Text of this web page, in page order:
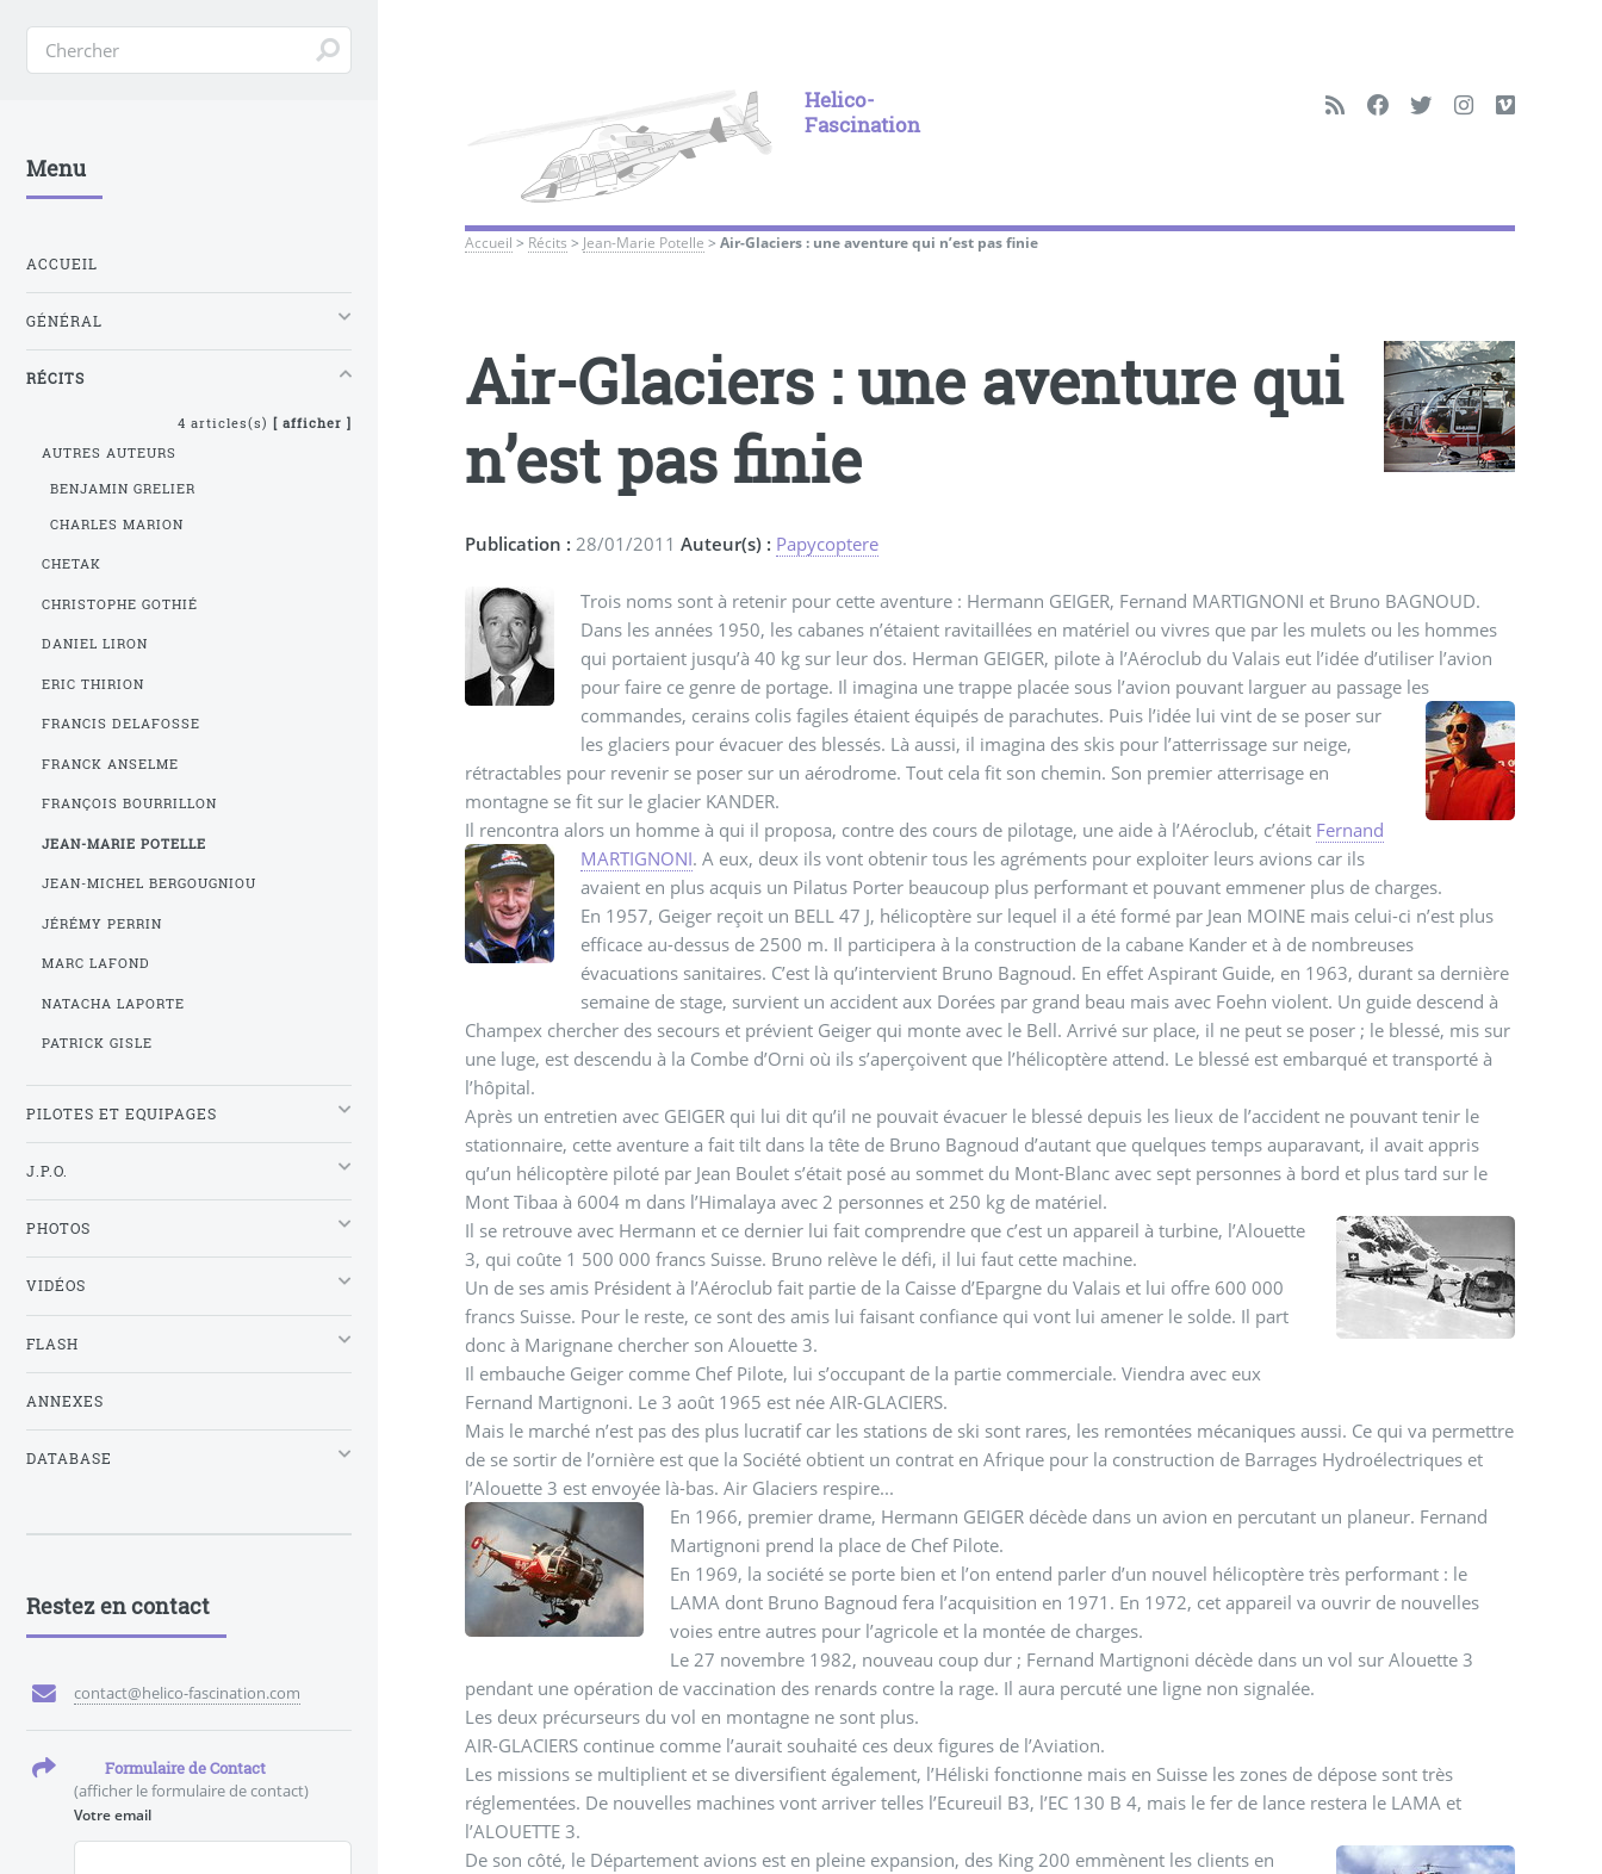
Helico-
Fascination
Accueil > Récits > Jean-Marie Potelle >Air-Glaciers : une aventure qui n’est pas finie
Air-Glaciers : une aventure qui
n’est pas finie
Publication : 28/01/2011Auteur(s) : Papycoptere
Trois noms sont à retenir pour cette aventure : Hermann GEIGER, Fernand MARTIGNONI et Bruno BAGNOUD.
Dans les années 1950, les cabanes n’étaient ravitaillées en matériel ou vivres que par les mulets ou les hommes
qui portaient jusqu’à 40 kg sur leur dos. Herman GEIGER, pilote à l’Aéroclub du Valais eut l’idée d’utiliser l’avion
pour faire ce genre de portage. Il imagina une trappe placée sous l’avion pouvant larguer au passage les
commandes, cerains colis fagiles étaient équipés de parachutes. Puis l’idée lui vint de se poser sur
les glaciers pour évacuer des blessés. Là aussi, il imagina des skis pour l’atterrissage sur neige,
rétractables pour revenir se poser sur un aérodrome. Tout cela fit son chemin. Son premier atterrisage en
montagne se fit sur le glacier KANDER.
Il rencontra alors un homme à qui il proposa, contre des cours de pilotage, une aide à l’Aéroclub, c’était Fernand
MARTIGNONI. A eux, deux ils vont obtenir tous les agréments pour exploiter leurs avions car ils
avaient en plus acquis un Pilatus Porter beaucoup plus performant et pouvant emmener plus de charges.
En 1957, Geiger reçoit un BELL 47 J, hélicoptère sur lequel il a été formé par Jean MOINE mais celui-ci n’est plus
efficace au-dessus de 2500 m. Il participera à la construction de la cabane Kander et à de nombreuses
évacuations sanitaires. C’est là qu’intervient Bruno Bagnoud. En effet Aspirant Guide, en 1963, durant sa dernière
semaine de stage, survient un accident aux Dorées par grand beau mais avec Foehn violent. Un guide descend à
Champex chercher des secours et prévient Geiger qui monte avec le Bell. Arrivé sur place, il ne peut se poser ; le blessé, mis sur
une luge, est descendu à la Combe d’Orni où ils s’aperçoivent que l’hélicoptère attend. Le blessé est embarqué et transporté à
l’hôpital.
Après un entretien avec GEIGER qui lui dit qu’il ne pouvait évacuer le blessé depuis les lieux de l’accident ne pouvant tenir le
stationnaire, cette aventure a fait tilt dans la tête de Bruno Bagnoud d’autant que quelques temps auparavant, il avait appris
qu’un hélicoptère piloté par Jean Boulet s’était posé au sommet du Mont-Blanc avec sept personnes à bord et plus tard sur le
Mont Tibaa à 6004 m dans l’Himalaya avec 2 personnes et 250 kg de matériel.
Il se retrouve avec Hermann et ce dernier lui fait comprendre que c’est un appareil à turbine, l’Alouette
3, qui coûte 1 500 000 francs Suisse. Bruno relève le défi, il lui faut cette machine.
Un de ses amis Président à l’Aéroclub fait partie de la Caisse d’Epargne du Valais et lui offre 600 000
francs Suisse. Pour le reste, ce sont des amis lui faisant confiance qui vont lui amener le solde. Il part
donc à Marignane chercher son Alouette 3.
Il embauche Geiger comme Chef Pilote, lui s’occupant de la partie commerciale. Viendra avec eux
Fernand Martignoni. Le 3 août 1965 est née AIR-GLACIERS.
Mais le marché n’est pas des plus lucratif car les stations de ski sont rares, les remontées mécaniques aussi. Ce qui va permettre
de se sortir de l’ornière est que la Société obtient un contrat en Afrique pour la construction de Barrages Hydroélectriques et
l’Alouette 3 est envoyée là-bas. Air Glaciers respire...
En 1966, premier drame, Hermann GEIGER décède dans un avion en percutant un planeur. Fernand
Martignoni prend la place de Chef Pilote.
En 1969, la société se porte bien et l’on entend parler d’un nouvel hélicoptère très performant : le
LAMA dont Bruno Bagnoud fera l’acquisition en 1971. En 1972, cet appareil va ouvrir de nouvelles
voies entre autres pour l’agricole et la montée de charges.
Le 27 novembre 1982, nouveau coup dur ; Fernand Martignoni décède dans un vol sur Alouette 3
pendant une opération de vaccination des renards contre la rage. Il aura percuté une ligne non signalée.
Les deux précurseurs du vol en montagne ne sont plus.
AIR-GLACIERS continue comme l’aurait souhaité ces deux figures de l’Aviation.
Les missions se multiplient et se diversifient également, l’Héliski fonctionne mais en Suisse les zones de dépose sont très
réglementées. De nouvelles machines vont arriver telles l’Ecureuil B3, l’EC 130 B 4, mais le fer de lance restera le LAMA et
l’ALOUETTE 3.
De son côté, le Département avions est en pleine expansion, des King 200 emmènent les clients en
Menu
ACCUEIL
GÉNÉRAL
RÉCITS
4 articles(s) [ afficher ]
AUTRES AUTEURS
BENJAMIN GRELIER
CHARLES MARION
CHETAK
CHRISTOPHE GOTHIÉ
DANIEL LIRON
ERIC THIRION
FRANCIS DELAFOSSE
FRANCK ANSELME
FRANÇOIS BOURRILLON
JEAN-MARIE POTELLE
JEAN-MICHEL BERGOUGNIOU
JÉRÉMY PERRIN
MARC LAFOND
NATACHA LAPORTE
PATRICK GISLE
PILOTES ET EQUIPAGES
J.P.O.
PHOTOS
VIDÉOS
FLASH
ANNEXES
DATABASE
Restez en contact
contact@helico-fascination.com
Formulaire de Contact
(afficher le formulaire de contact)
Votre email